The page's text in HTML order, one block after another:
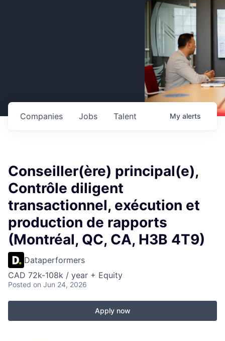
Jobs
Companies Talent My alerts
Conseiller(ère) principal(e),
Contrôle diligent
transactionnel, exécution et
production de rapports
(Montréal, QC, CA, H3B 4T9)
Dataperformers
CAD 72k-108k / year + Equity
Posted on Jun 24, 2026
Apply now